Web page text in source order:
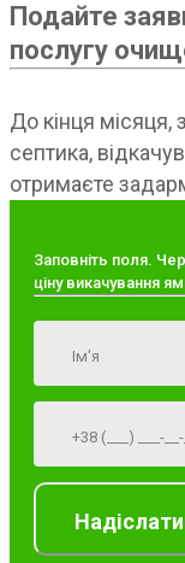
Подайте
послугу
До кінця
септика,
отримаєте
Заповніть поля.
ціну викачування